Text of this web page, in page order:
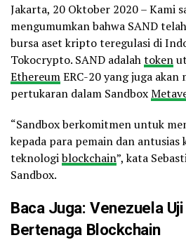
Jakarta, 20 Oktober 2020 – Kami
mengumumkan bahwa SAND
bursa aset kripto teregulasi di
Tokocrypto. SAND adalahtoken
EthereumERC-20 yang juga akan
pertukaran dalam Sandbox
“Sandbox berkomitmen untuk
kepada para pemain dan
teknologiblockchain”, kata
Sandbox.
Baca Juga: Venezuela
Bertenaga Blockchain